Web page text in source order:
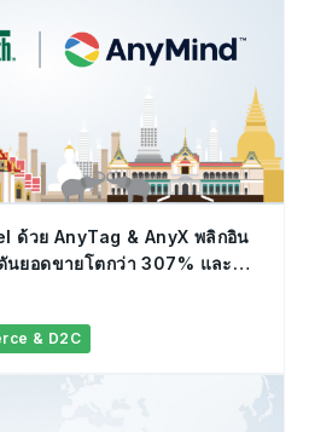
ด้วย AnyTag & AnyX พลิกอิน
ยอดขายโตกว่า 307% และ
& D2C